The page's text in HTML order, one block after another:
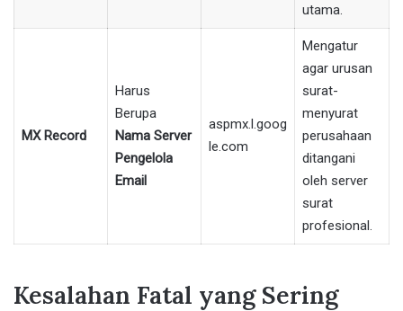
utama.
MX Record
Harus
Berupa
Nama Server
Pengelola
Email
aspmx.l.goog
le.com
Mengatur
agar urusan
surat-
menyurat
perusahaan
ditangani
oleh server
surat
profesional.
Kesalahan Fatal yang Sering